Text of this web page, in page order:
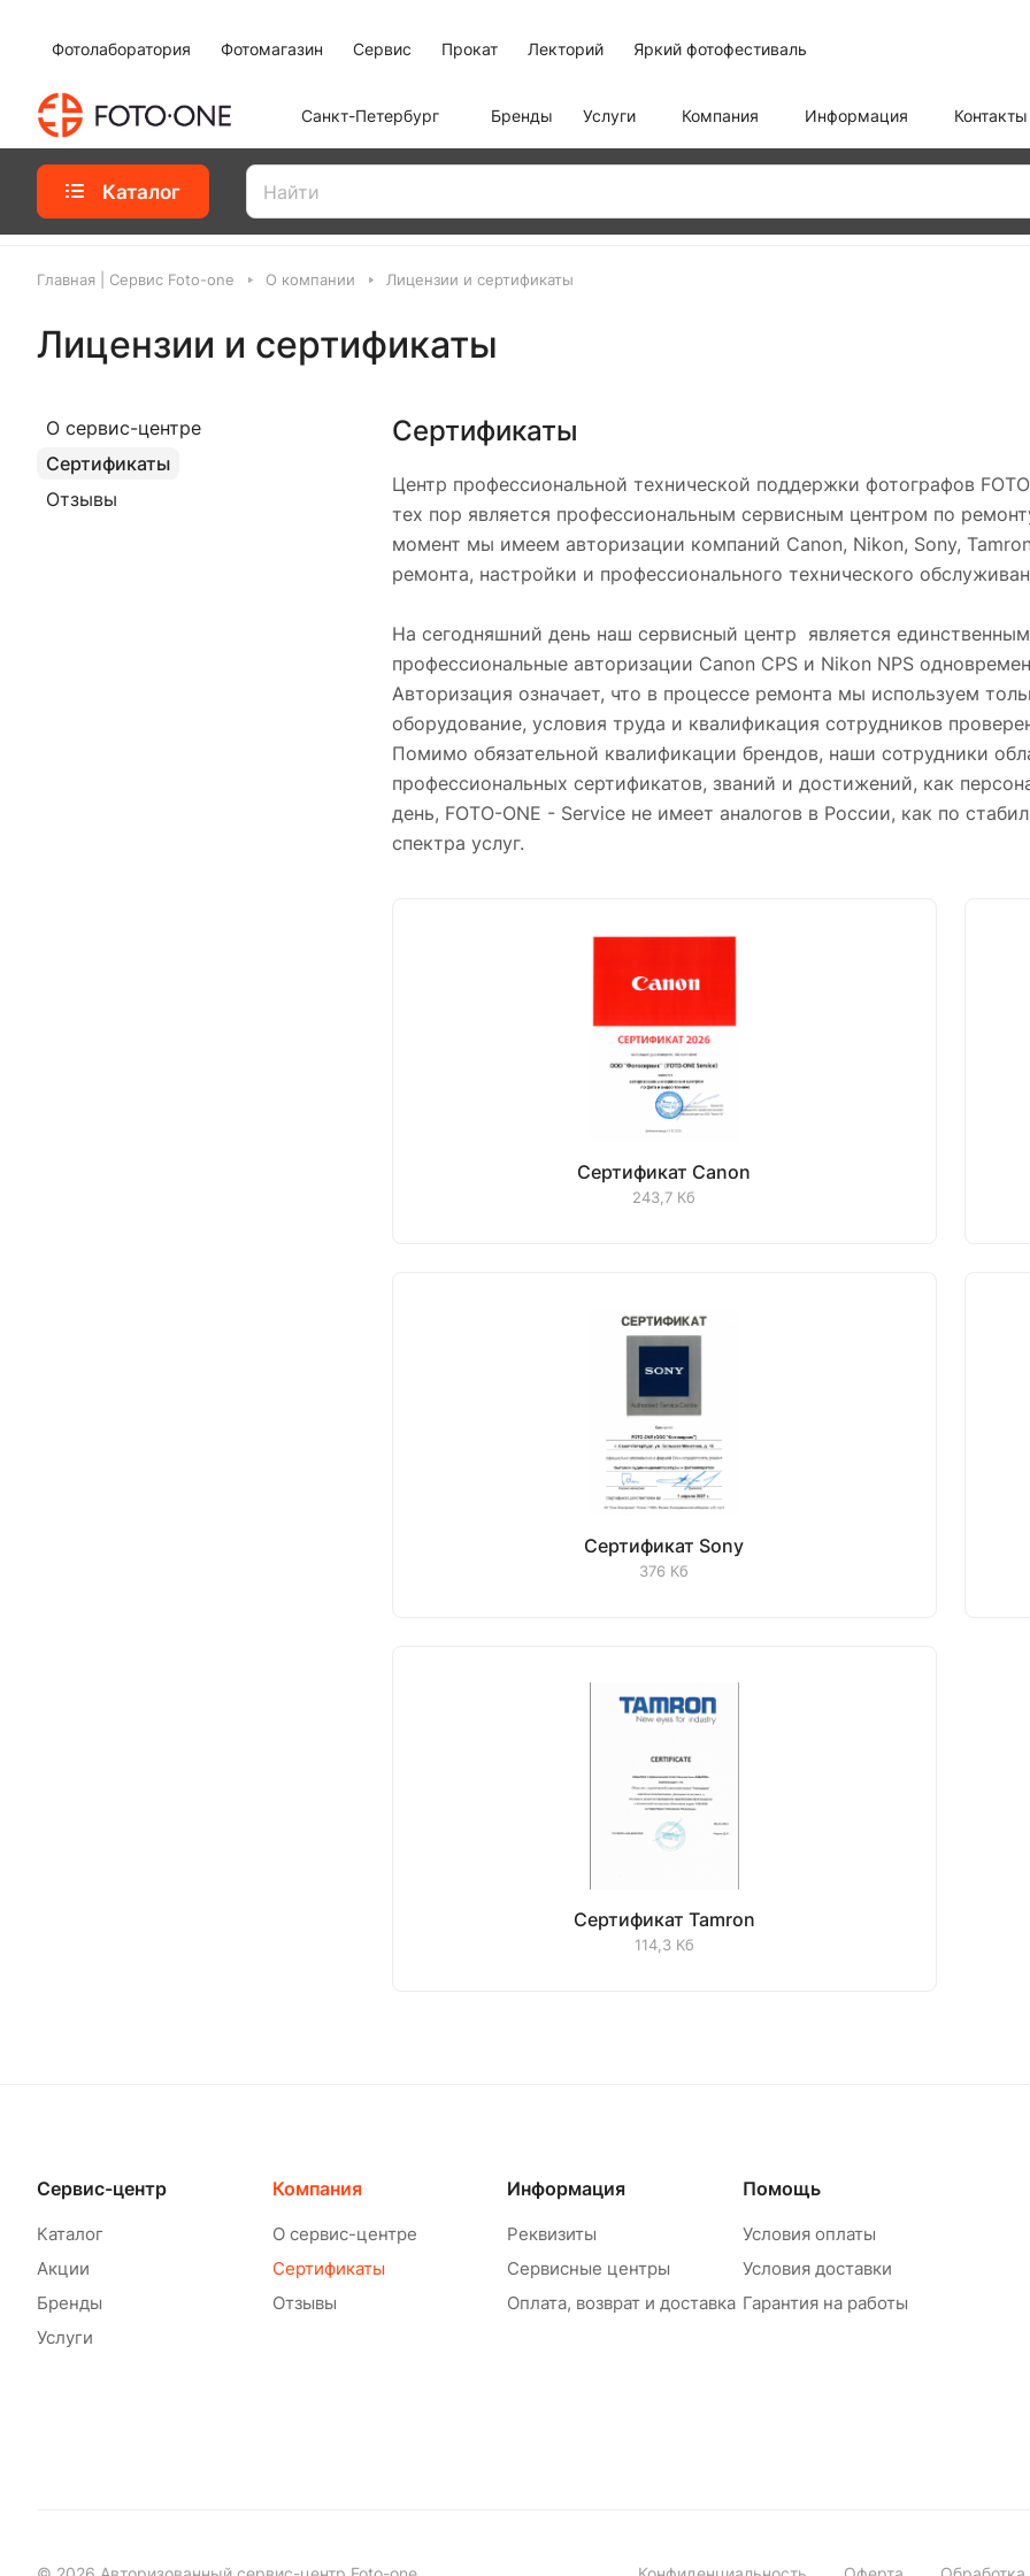
Фотолаборатория Фотомагазин Сервис Прокат Лекторий Яркий фотофестиваль
Санкт-Петербург Бренды Услуги Компания Информация Контакты
Каталог
Главная | Сервис Foto-one О компании Лицензии и сертификаты
Лицензии и сертификаты
Сертификаты
Центр профессиональной технической поддержки фотографов
тех пор является профессиональным сервисным центром по
момент мы имеем авторизации компаний Canon, Nikon, Sony,
ремонта, настройки и профессионального технического
На сегодняшний день наш сервисный центр является
профессиональные авторизации Canon CPS и Nikon NPS
Авторизация означает, что в процессе ремонта мы используем
оборудование, условия труда и квалификация сотрудников
Помимо обязательной квалификации брендов, наши сотрудники
профессиональных сертификатов, званий и достижений, как
день, FOTO-ONE - Service не имеет аналогов в России, как по
спектра услуг.
Сертификат Canon
243,7 Кб
Сертификат Sony
376 Кб
Сертификат Tamron
114,3 Кб
О сервис-центре
Сертификаты
Отзывы
Сервис-центр
Каталог
Акции
Бренды
Услуги
Компания
О сервис-центре
Сертификаты
Отзывы
Информация
Реквизиты
Сервисные центры
Оплата, возврат и доставка
Помощь
Условия оплаты
Условия доставки
Гарантия на работы